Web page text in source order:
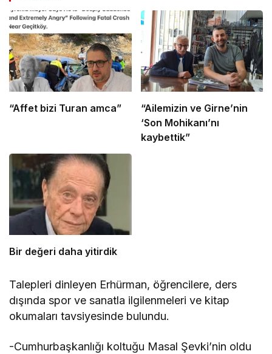
“Affet bizi Turan amca”
“Ailemizin ve Girne’nin
‘Son Mohikanı’nı
kaybettik”
Bir değeri daha yitirdik
Talepleri dinleyen Erhürman, öğrencilere, ders
dışında spor ve sanatla ilgilenmeleri ve kitap
okumaları tavsiyesinde bulundu.
-Cumhurbaşkanlığı koltuğu Masal Şevki’nin oldu